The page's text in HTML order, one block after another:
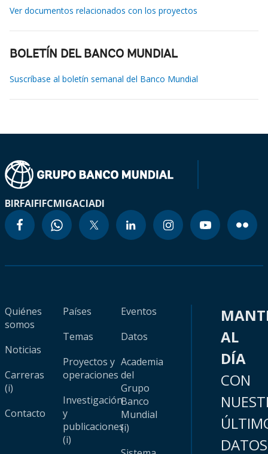
Ver documentos relacionados con los proyectos
BOLETÍN DEL BANCO MUNDIAL
Suscríbase al boletín semanal del Banco Mundial
BIRFAIFIFCMIGACIADI
Quiénes
somos
Noticias
Carreras
(i)
Contacto
Países
Temas
Proyectos y
operaciones
Investigación
y
publicaciones
(i)
Eventos
Datos
Academia
del
Grupo
Banco
Mundial
(i)
AL
DÍA
CON
DATOS